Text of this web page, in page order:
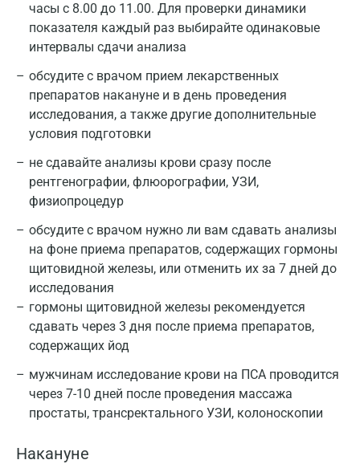
часы с 8.00 до 11.00. Для проверки динамики
показателя каждый раз выбирайте одинаковые
интервалы сдачи анализа
обсудите с врачом прием лекарственных
препаратов накануне и в день проведения
исследования, а также другие дополнительные
условия подготовки
не сдавайте анализы крови сразу после
рентгенографии, флюорографии, УЗИ,
физиопроцедур
обсудите с врачом нужно ли вам сдавать анализы
на фоне приема препаратов, содержащих гормоны
щитовидной железы, или отменить их за 7 дней до
исследования
гормоны щитовидной железы рекомендуется
сдавать через 3 дня после приема препаратов,
содержащих йод
мужчинам исследование крови на ПСА проводится
через 7-10 дней после проведения массажа
простаты, трансректального УЗИ, колоноскопии
Накануне